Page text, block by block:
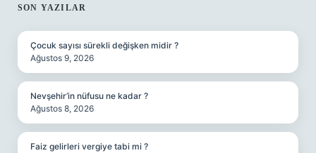
SIDEBAR
SON YAZILAR
Çocuk sayısı sürekli değişken midir ?
Ağustos 9, 2026
Nevşehir’in nüfusu ne kadar ?
Ağustos 8, 2026
Faiz gelirleri vergiye tabi mi ?